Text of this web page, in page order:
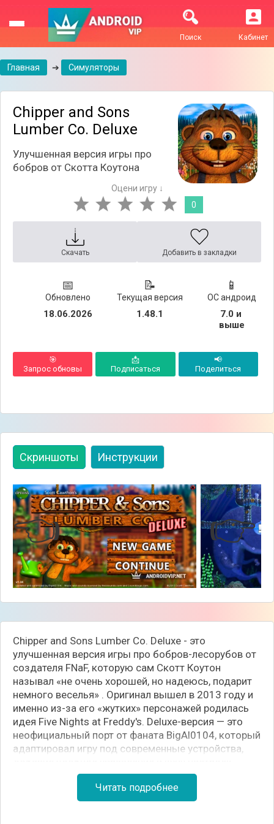
Кабинет
Поиск
Главная ➔ Симуляторы
Chipper and Sons
Lumber Co. Deluxe
Улучшенная версия игры про
бобров от Скотта Коутона
Оцени игру ↓
0
Скачать Добавить в закладки
📅
Обновлено
18.06.2026
📝
Текущая версия
1.48.1
📱
ОС андроид
7.0 и
выше
🎯
Запрос обновы
📩
Подписаться
📢
Поделиться
Скриншоты Инструкции
👈 👉
Chipper and Sons Lumber Co. Deluxe - это
улучшенная версия игры про бобров-лесорубов от
создателя FNaF, которую сам Скотт Коутон
называл «не очень хорошей, но надеюсь, подарит
немного веселья» . Оригинал вышел в 2013 году и
именно из-за его «жутких» персонажей родилась
идея Five Nights at Freddy's. Deluxe-версия — это
неофициальный порт от фаната BigAl0104, который
адаптировал игру под современные устройства,
Вы играете за Тайка — молодого бобра, который
Читать подробнее